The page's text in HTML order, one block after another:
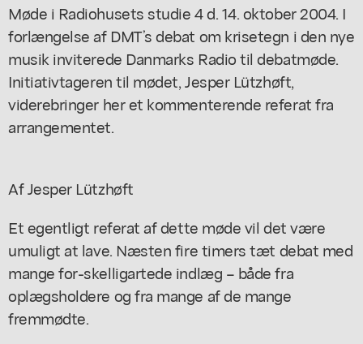
Møde i Radiohusets studie 4 d. 14. oktober 2004. I
forlængelse af DMT’s debat om krisetegn i den nye
musik inviterede Danmarks Radio til debatmøde.
Initiativtageren til mødet, Jesper Lützhøft,
viderebringer her et kommenterende referat fra
arrangementet.
Af Jesper Lützhøft
Et egentligt referat af dette møde vil det være
umuligt at lave. Næsten fire timers tæt debat med
mange for-skelligartede indlæg – både fra
oplægsholdere og fra mange af de mange
fremmødte.